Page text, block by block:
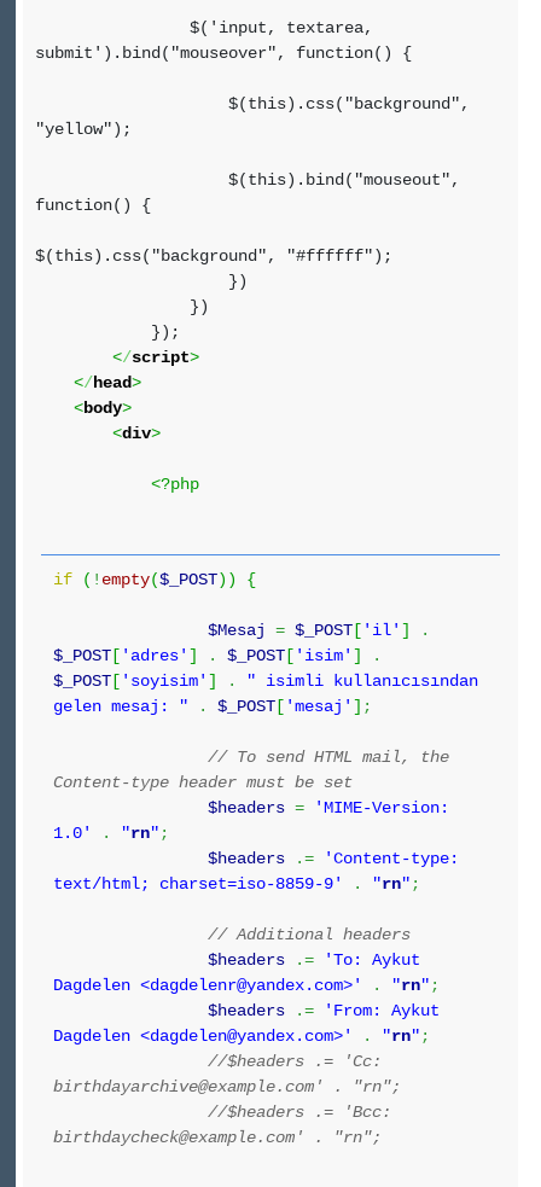
$('input, textarea,
submit').bind("mouseover", function() {
$(this).css("background",
"yellow");
$(this).bind("mouseout",
function() {
$(this).css("background", "#ffffff");
})
})
});
</script>
</head>
<body>
<div>
<?php
if ( ! empty($_POST) ) {
$Mesaj = $_POST [ 'il' ]
.
$_POST [ 'adres' ] . $_POST [ 'isim' ]
.
$_POST [ 'soyisim' ] .
" isimli kullanıcısından
gelen mesaj: "
. $_POST [ 'mesaj' ] ;
// To send HTML mail, the
Content-type header must be set
$headers =
'MIME-Version:
1.0'
. "rn" ;
$headers
.=
'Content-type:
text/html; charset=iso-8859-9'
. "rn" ;
// Additional headers
$headers
.=
'To: Aykut
Dagdelen <dagdelenr@yandex.com>'
. "rn" ;
$headers
.=
'From: Aykut
Dagdelen <dagdelen@yandex.com>'
. "rn" ;
//$headers .= 'Cc:
birthdayarchive@example.com' . "rn";
//$headers .= 'Bcc:
birthdaycheck@example.com' . "rn";